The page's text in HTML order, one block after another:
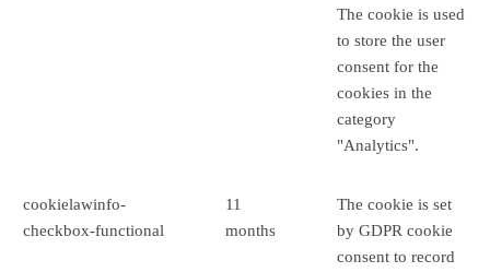
The cookie is used
to store the user
consent for the
cookies in the
category
"Analytics".
cookielawinfo-
checkbox-functional
11
months
The cookie is set
by GDPR cookie
consent to record